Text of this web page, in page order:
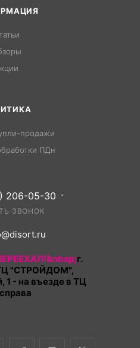
продажи
ПДн
206-05-30
ЗВОНОК
г.
"СТРОЙДОМ",
1 - на въезде в ТЦ
справа